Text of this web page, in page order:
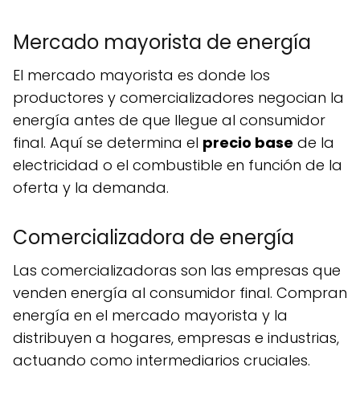
Mercado mayorista de energía
El mercado mayorista es donde los
productores y comercializadores negocian la
energía antes de que llegue al consumidor
final. Aquí se determina el precio base de la
electricidad o el combustible en función de la
oferta y la demanda.
Comercializadora de energía
Las comercializadoras son las empresas que
venden energía al consumidor final. Compran
energía en el mercado mayorista y la
distribuyen a hogares, empresas e industrias,
actuando como intermediarios cruciales.